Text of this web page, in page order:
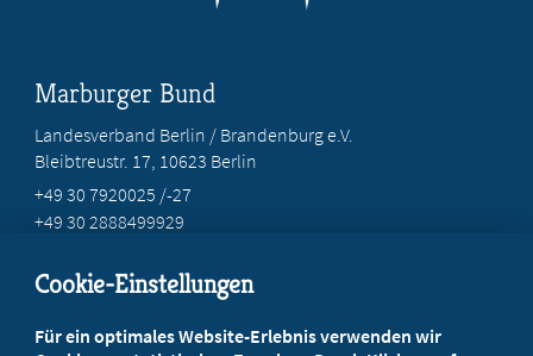
Marburger Bund
Landesverband Berlin / Brandenburg e.V.
Bleibtreustr. 17, 10623 Berlin
+49 30 7920025 /-27
+49 30 2888499929
Cookie-Einstellungen
Für ein optimales Website-Erlebnis verwenden wir